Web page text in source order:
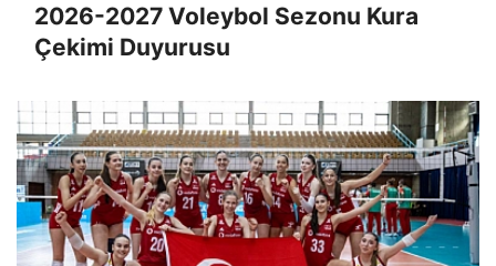
2026-2027 Voleybol Sezonu Kura
Çekimi Duyurusu